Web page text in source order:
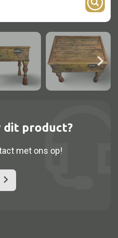
dit product?
met ons op!